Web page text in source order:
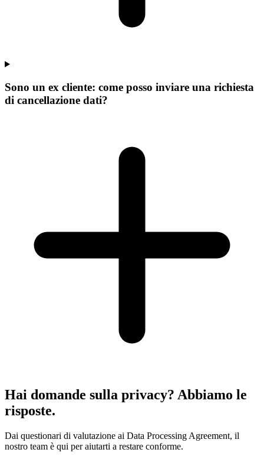
Sono un ex cliente: come posso inviare una richiesta
di cancellazione dati?
Hai domande sulla privacy? Abbiamo le
risposte.
Dai questionari di valutazione ai Data Processing Agreement, il
nostro team è qui per aiutarti a restare conforme.